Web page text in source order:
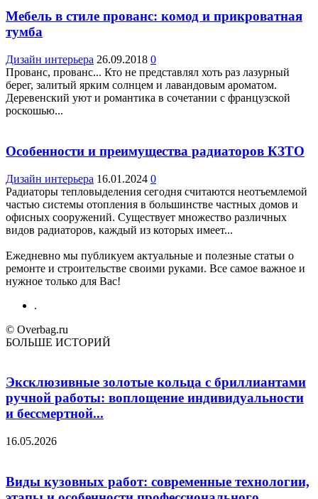
Мебель в стиле прованс: комод и прикроватная
тумба
Дизайн интерьера 26.09.2018 0
Прованс, прованс... Кто не представлял хоть раз лазурный
берег, залитый ярким солнцем и лавандовым ароматом.
Деревенский уют и романтика в сочетании с французской
роскошью...
Особенности и преимущества радиаторов КЗТО
Дизайн интерьера 16.01.2024 0
Радиаторы тепловыделения сегодня считаются неотъемлемой
частью системы отопления в большинстве частных домов и
офисных сооружений. Существует множество различных
видов радиаторов, каждый из которых имеет...
Ежедневно мы публикуем актуальные и полезные статьи о
ремонте и строительстве своими руками. Все самое важное и
нужное только для Вас!
.
© Overbag.ru
БОЛЬШЕ ИСТОРИЙ
Эксклюзивные золотые кольца с бриллиантами
ручной работы: воплощение индивидуальности
и бессмертной...
16.05.2026
Виды кузовных работ: современные технологии,